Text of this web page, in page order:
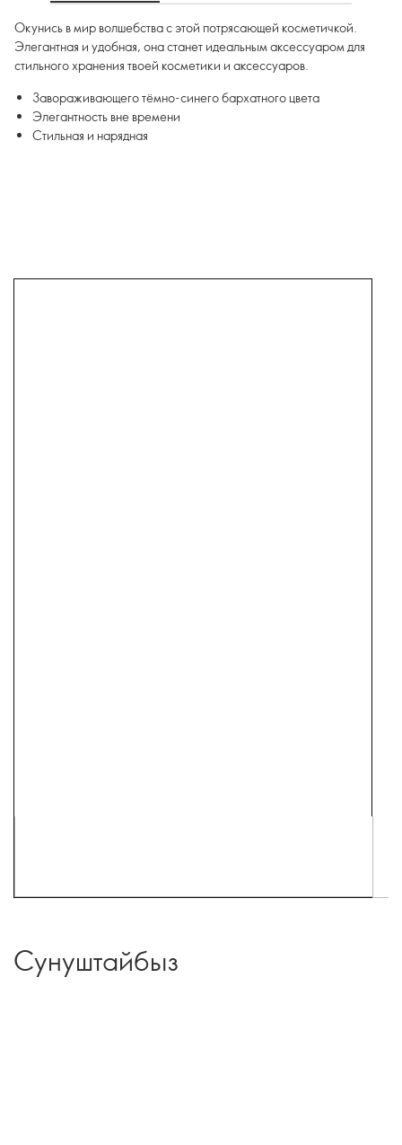
Окунись в мир волшебства с этой потрясающей косметичкой.
Элегантная и удобная, она станет идеальным аксессуаром для
стильного хранения твоей косметики и аксессуаров.
Завораживающего тёмно-синего бархатного цвета
Элегантность вне времени
Стильная и нарядная
Сунуштайбыз